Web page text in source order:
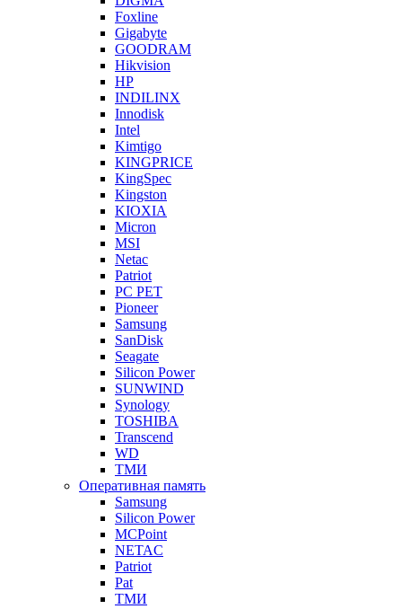
Foxline
Gigabyte
GOODRAM
Hikvision
HP
INDILINX
Innodisk
Intel
Kimtigo
KINGPRICE
KingSpec
Kingston
KIOXIA
Micron
MSI
Netac
Patriot
PC PET
Pioneer
Samsung
SanDisk
Seagate
Silicon Power
SUNWIND
Synology
TOSHIBA
Transcend
WD
ТМИ
Оперативная память
Samsung
Silicon Power
MCPoint
NETAC
Patriot
Pat
ТМИ